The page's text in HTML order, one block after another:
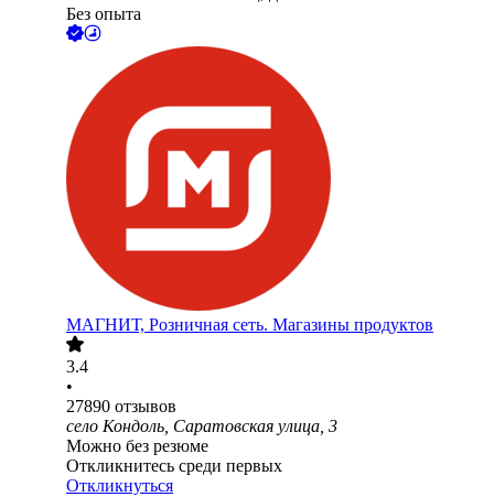
Без опыта
МАГНИТ, Розничная сеть. Магазины продуктов
3.4
•
27890 отзывов
село Кондоль, Саратовская улица, 3
Можно без резюме
Откликнитесь среди первых
Откликнуться